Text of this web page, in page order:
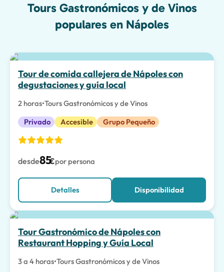
Tours Gastronómicos y de Vinos
populares en Nápoles
La mejor opción
Tour de comida callejera de Nápoles con
degustaciones y guía local
2 horas•Tours Gastronómicos y de Vinos
Privado
Accesible Grupo Pequeño
desde85€por persona
Detalles Disponibilidad
Tour Gastronómico de Nápoles con
Restaurant Hopping y Guía Local
3 a 4 horas•Tours Gastronómicos y de Vinos